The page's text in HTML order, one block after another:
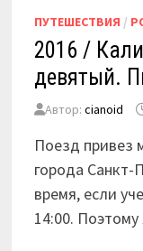
ПУТЕШЕСТВИЯ /
2016 /
девятый.
Автор: cianoid
Поезд привез
города Санкт-
время, если
14:00.